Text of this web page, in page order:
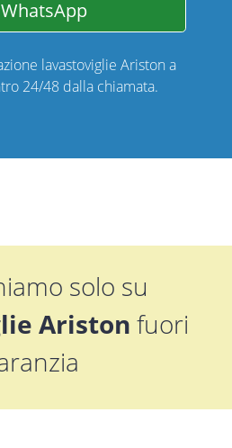
lavastoviglie Ariston a
24/48 dalla chiamata.
solo su
Ariston fuori